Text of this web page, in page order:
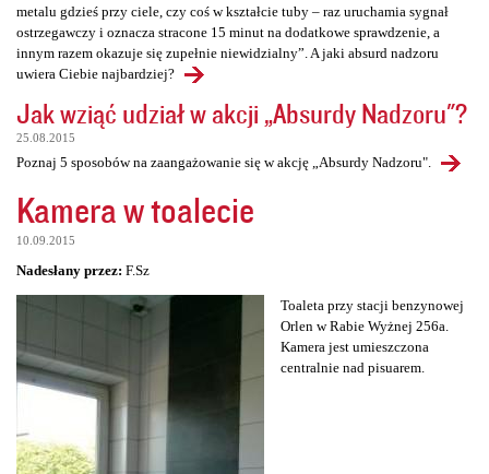
metalu gdzieś przy ciele, czy coś w kształcie tuby – raz uruchamia sygnał
ostrzegawczy i oznacza stracone 15 minut na dodatkowe sprawdzenie, a
innym razem okazuje się zupełnie niewidzialny”. A jaki absurd nadzoru
uwiera Ciebie najbardziej?
Jak wziąć udział w akcji „Absurdy Nadzoru"?
25.08.2015
Poznaj 5 sposobów na zaangażowanie się w akcję „Absurdy Nadzoru".
Kamera w toalecie
10.09.2015
Nadesłany przez: F.Sz
Toaleta przy stacji benzynowej
Orlen w Rabie Wyżnej 256a.
Kamera jest umieszczona
centralnie nad pisuarem.